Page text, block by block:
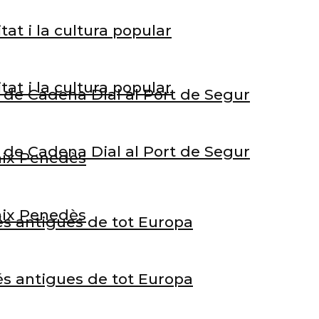
i la cultura popular
Cadena Dial al Port de Segur
Penedès
antigues de tot Europa
i la cultura popular
Cadena Dial al Port de Segur
Penedès
antigues de tot Europa